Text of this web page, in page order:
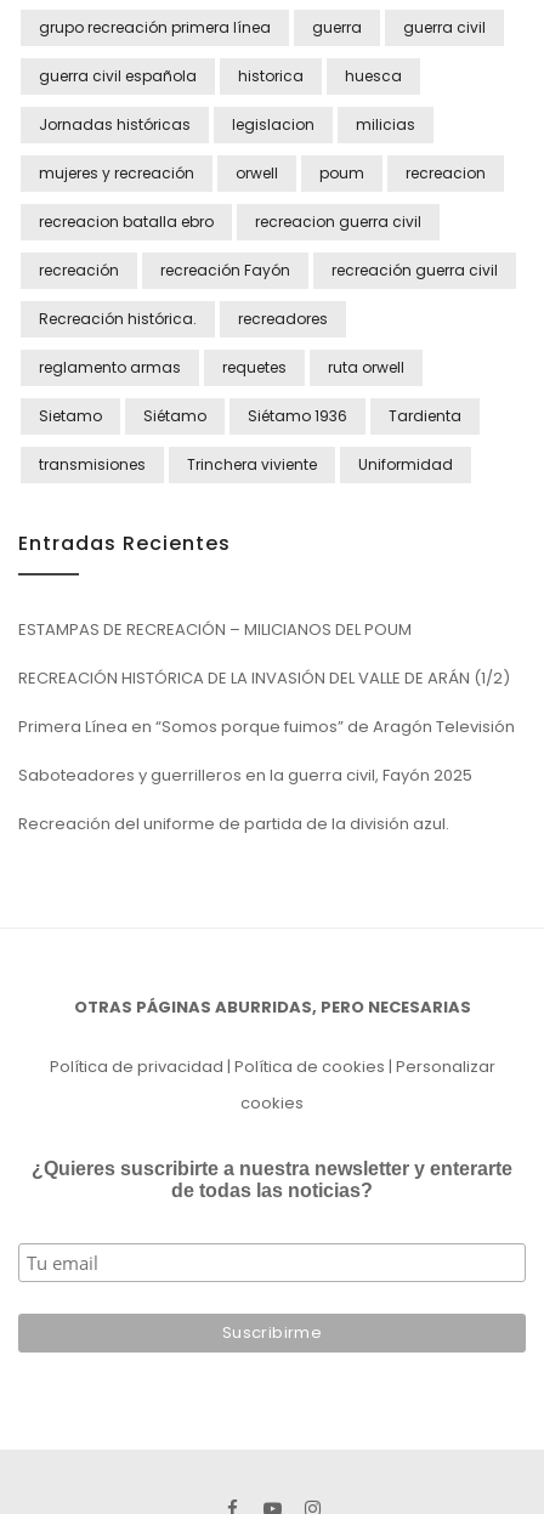
grupo recreación primera línea guerra guerra civil
guerra civil española historica huesca
Jornadas históricas legislacion milicias
mujeres y recreación orwell poum recreacion
recreacion batalla ebro recreacion guerra civil
recreación recreación Fayón recreación guerra civil
Recreación histórica. recreadores
reglamento armas requetes ruta orwell
Sietamo Siétamo Siétamo 1936 Tardienta
transmisiones Trinchera viviente Uniformidad
Entradas Recientes
ESTAMPAS DE RECREACIÓN – MILICIANOS DEL POUM
RECREACIÓN HISTÓRICA DE LA INVASIÓN DEL VALLE DE ARÁN (1/2)
Primera Línea en “Somos porque fuimos” de Aragón Televisión
Saboteadores y guerrilleros en la guerra civil, Fayón 2025
Recreación del uniforme de partida de la división azul.
OTRAS PÁGINAS ABURRIDAS, PERO NECESARIAS
Política de privacidad | Política de cookies | Personalizar
cookies
¿Quieres suscribirte a nuestra newsletter y enterarte
de todas las noticias?